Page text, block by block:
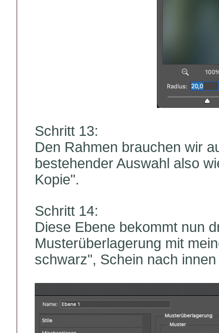
Schritt 13:
Den Rahmen brauchen wir
bestehender Auswahl also
Kopie".
Schritt 14:
Diese Ebene bekommt nun
Musterüberlagerung mit
schwarz", Schein nach